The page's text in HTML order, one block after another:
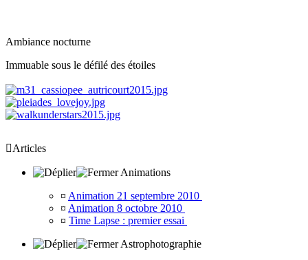
Ambiance nocturne
Immuable sous le défilé des étoiles
Articles
Animations
¤ Animation 21 septembre 2010
¤ Animation 8 octobre 2010
¤ Time Lapse : premier essai
Astrophotographie